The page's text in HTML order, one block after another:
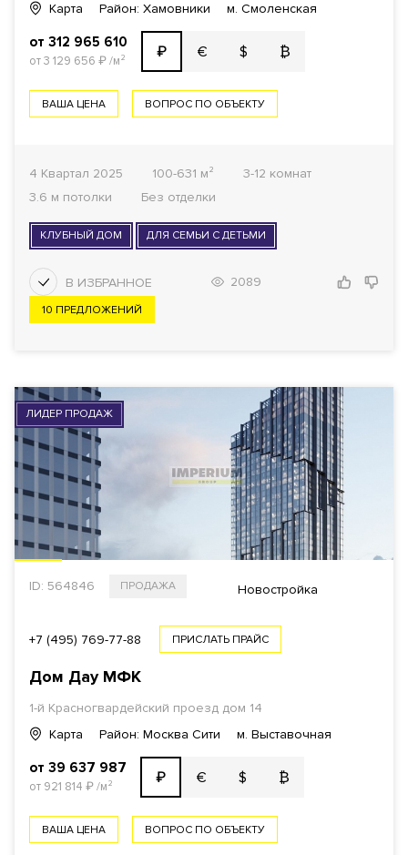
Карта
Район: Хамовники м. Смоленская
от 312 965 610
от 3 129 656 ₽/м² ₽ € $ ₿
ВАША ЦЕНА ВОПРОС ПО ОБЪЕКТУ
4 Квартал 2025 100-631 м²
3-12 комнат
3.6 м потолки
Без отделки
КЛУБНЫЙ ДОМ ДЛЯ СЕМЬИ С ДЕТЬМИ
2089
10 ПРЕДЛОЖЕНИЙ
ЛИДЕР ПРОДАЖ
ID: 564846 ПРОДАЖА Новостройка
+7 (495) 769-77-88 ПРИСЛАТЬ ПРАЙС
Дом Дау МФК
1-й Красногвардейский проезд дом 14
Карта
Район: Москва Сити м. Выставочная
от 39 637 987
от 921 814 ₽/м² ₽ € $ ₿
ВАША ЦЕНА ВОПРОС ПО ОБЪЕКТУ